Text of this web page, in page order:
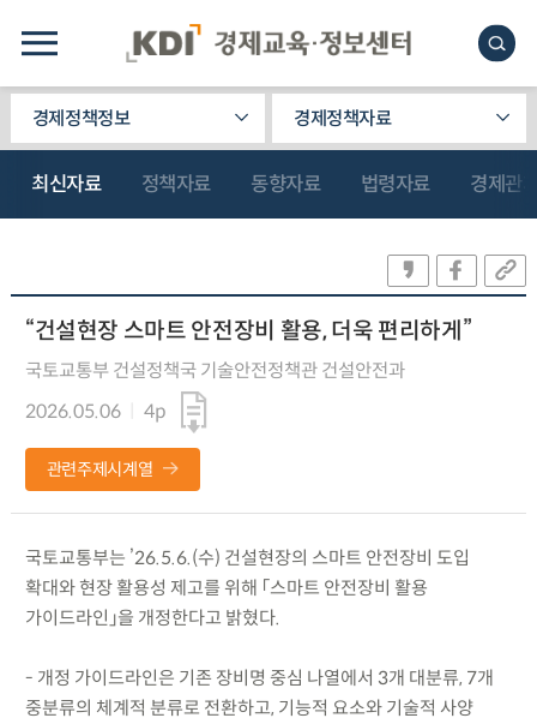
경제정책정보 경제정책자료
최신자료 정책자료 동향자료 법령자료 경제관
“건설현장 스마트 안전장비 활용, 더욱 편리하게”
국토교통부 건설정책국 기술안전정책관 건설안전과
2026.05.06
4p
관련주제시계열
국토교통부는 ’26.5.6.(수) 건설현장의 스마트 안전장비 도입
확대와 현장 활용성 제고를 위해 「스마트 안전장비 활용
가이드라인」을 개정한다고 밝혔다.
- 개정 가이드라인은 기존 장비명 중심 나열에서 3개 대분류, 7개
중분류의 체계적 분류로 전환하고, 기능적 요소와 기술적 사양